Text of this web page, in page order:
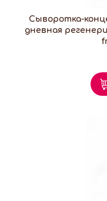
Сыворотка-
дневная